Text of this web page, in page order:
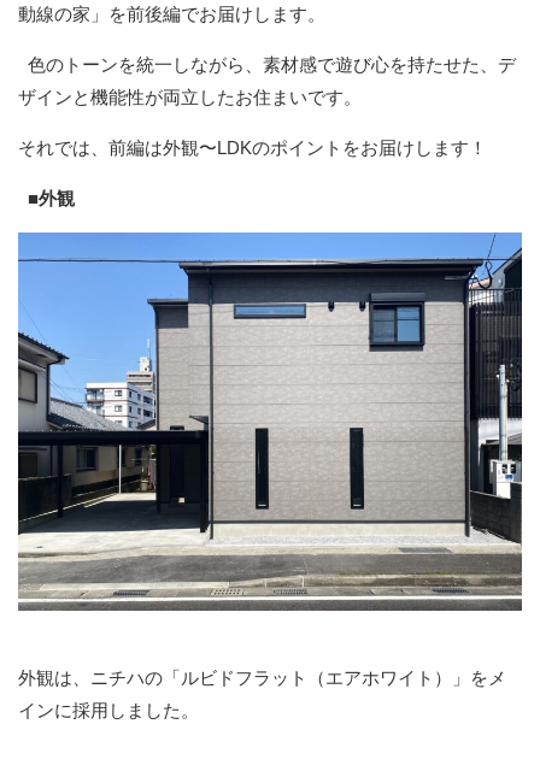
動線の家」を前後編でお届けします。
色のトーンを統一しながら、素材感で遊び心を持たせた、デ
ザインと機能性が両立したお住まいです。
それでは、前編は外観〜LDKのポイントをお届けします！
■外観
外観は、ニチハの「ルビドフラット（エアホワイト）」をメ
インに採用しました。